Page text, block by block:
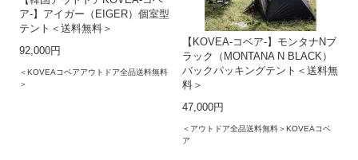
ア-】アイガー（EIGER）個室型
テント＜送料無料＞
92,000円
＜KOVEAコベアアウトドア全品送料無料
＞
【KOVEA-コベア-】モンタナNブ
ラック（MONTANA N BLACK）
バックパッキングテント＜送料無
料＞
47,000円
＜アウトドア全品送料無料＞KOVEAコベ
ア